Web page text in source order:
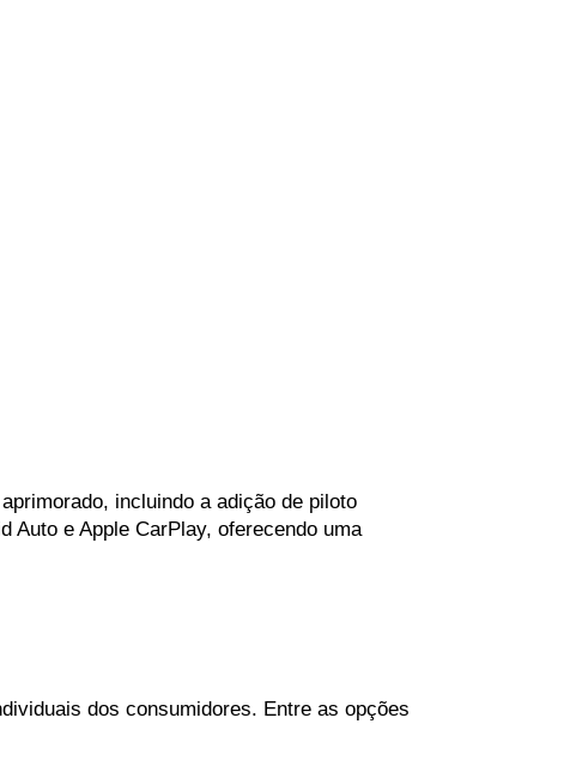
incluindo a adição de piloto
e Apple CarPlay, oferecendo uma
dos consumidores. Entre as opções